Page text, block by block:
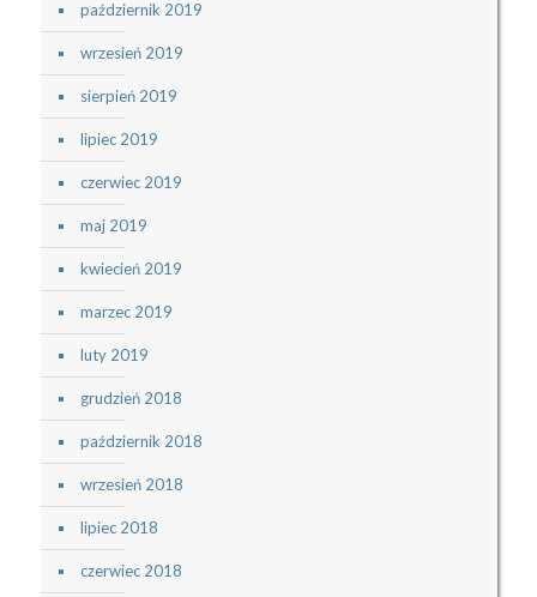
październik 2019
wrzesień 2019
sierpień 2019
lipiec 2019
czerwiec 2019
maj 2019
kwiecień 2019
marzec 2019
luty 2019
grudzień 2018
październik 2018
wrzesień 2018
lipiec 2018
czerwiec 2018